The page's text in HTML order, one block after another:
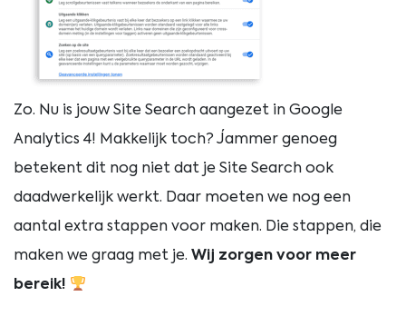
Zo. Nu is jouw Site Search aangezet in Google
Analytics 4! Makkelijk toch? Jammer genoeg
betekent dit nog niet dat je Site Search ook
daadwerkelijk werkt. Daar moeten we nog een
aantal extra stappen voor maken. Die stappen, die
maken we graag met je. Wij zorgen voor meer
bereik!